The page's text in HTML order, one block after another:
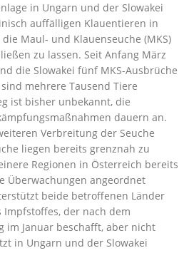
in Ungarn und der Slowakei
auffälligen Klauentieren in
Maul- und Klauenseuche (MKS)
zu lassen. Seit Anfang März
die Slowakei fünf MKS-Ausbrüche
mehrere Tausend Tiere
ist bisher unbekannt, die
dauern an.
Verbreitung der Seuche
liegen bereits grenznah zu
Regionen in Österreich bereits
Überwachungen angeordnet
beide betroffenen Länder
der nach dem
im Januar beschafft, aber nicht
in Ungarn und der Slowakei